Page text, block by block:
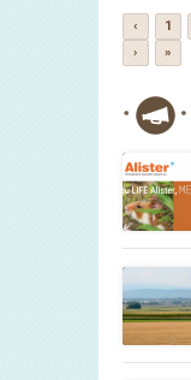
‹ 1
›
»